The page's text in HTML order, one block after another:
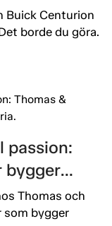
Buick Centurion
borde du göra.
passion:
bygger
Thomas och
som bygger